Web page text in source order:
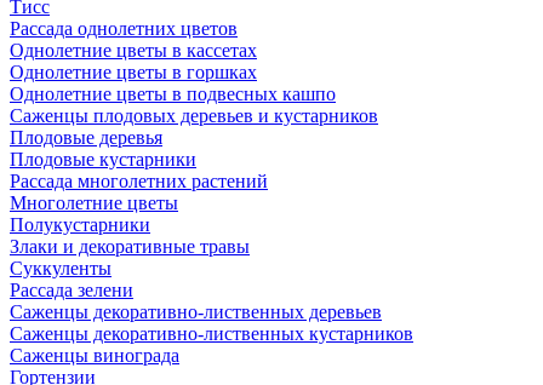
Тисc
Рассада однолетних цветов
Однолетние цветы в кассетах
Однолетние цветы в горшках
Однолетние цветы в подвесных кашпо
Саженцы плодовых деревьев и кустарников
Плодовые деревья
Плодовые кустарники
Рассада многолетних растений
Многолетние цветы
Полукустарники
Злаки и декоративные травы
Суккуленты
Рассада зелени
Саженцы декоративно-лиственных деревьев
Саженцы декоративно-лиственных кустарников
Саженцы винограда
Гортензии